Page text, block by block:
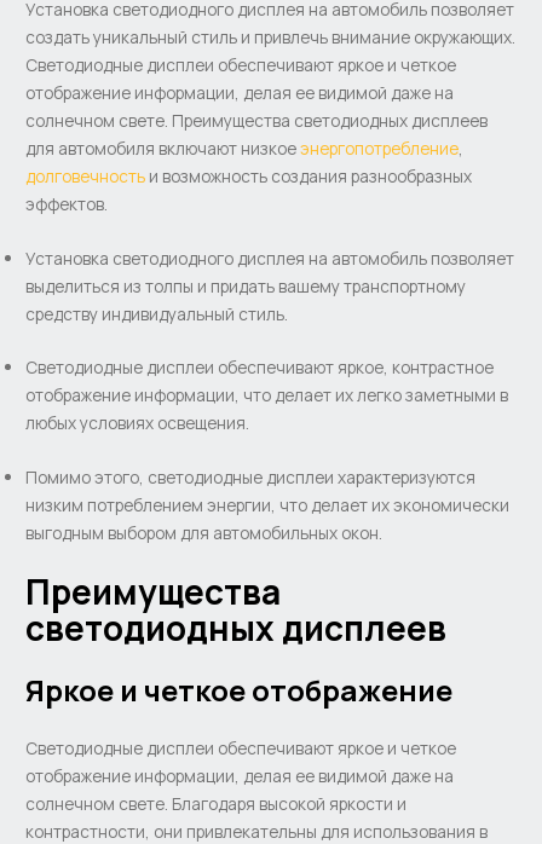
Установка светодиодного дисплея на автомобиль позволяет
создать уникальный стиль и привлечь внимание окружающих.
Светодиодные дисплеи обеспечивают яркое и четкое
отображение информации, делая ее видимой даже на
солнечном свете. Преимущества светодиодных дисплеев
для автомобиля включают низкоеэнергопотребление
долговечность и возможность создания разнообразных
эффектов.
Установка светодиодного дисплея на автомобиль позволяет
выделиться из толпы и придать вашему транспортному
средству индивидуальный стиль.
Светодиодные дисплеи обеспечивают яркое, контрастное
отображение информации, что делает их легко заметными в
любых условиях освещения.
Помимо этого, светодиодные дисплеи характеризуются
низким потреблением энергии, что делает их экономически
выгодным выбором для автомобильных окон.
Преимущества
светодиодных дисплеев
Яркое и четкое отображение
Светодиодные дисплеи обеспечивают яркое и четкое
отображение информации, делая ее видимой даже на
солнечном свете. Благодаря высокой яркости и
контрастности, они привлекательны для использования в